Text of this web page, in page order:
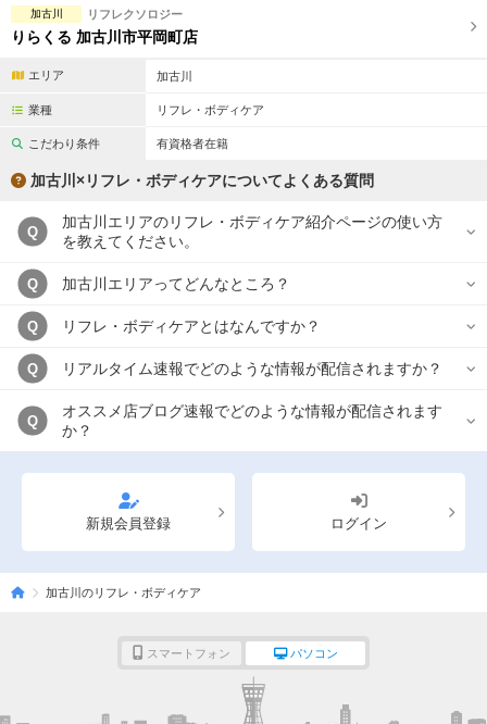
駅から徒歩5分以内
加古川 リフレクソロジー
りらくる 加古川市平岡町店
エリア 加古川
業種 リフレ・ボディケア
こだわり条件 有資格者在籍
加古川×リフレ・ボディケアについてよくある質問
Q
加古川エリアのリフレ・ボディケア紹介ページの使い方
を教えてください。
Q 加古川エリアってどんなところ？
Q リフレ・ボディケアとはなんですか？
Q リアルタイム速報でどのような情報が配信されますか？
Q
オススメ店ブログ速報でどのような情報が配信されます
か？
新規会員登録 ログイン
加古川のリフレ・ボディケア
スマートフォン パソコン